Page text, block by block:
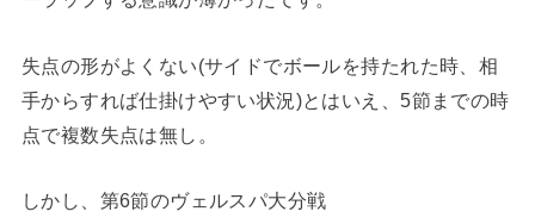
失点の形がよくない(サイドでボールを持たれた時、相
手からすれば仕掛けやすい状況)とはいえ、5節までの時
点で複数失点は無し。
しかし、第6節のヴェルスパ大分戦